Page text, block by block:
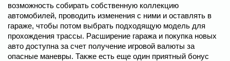
возможность собирать собственную коллекцию
автомобилей, проводить изменения с ними и оставлять в
гараже, чтобы потом выбрать подходящую модель для
прохождения трассы. Расширение гаража и покупка новых
авто доступна за счет получение игровой валюты за
опасные маневры. Также есть еще один приятный бонус